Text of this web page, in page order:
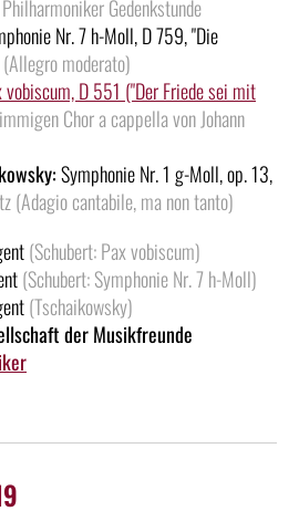
Gedenkstunde
Nr. 7 h-Moll, D 759, "Die
(Allegro moderato)
vobiscum, D 551 ("Der Friede sei mit
Chor a cappella von Johann
Symphonie Nr. 1 g-Moll, op. 13,
(Adagio cantabile, ma non tanto)
(Schubert: Pax vobiscum)
(Schubert: Symphonie Nr. 7 h-Moll)
(Tschaikowsky)
der Musikfreunde